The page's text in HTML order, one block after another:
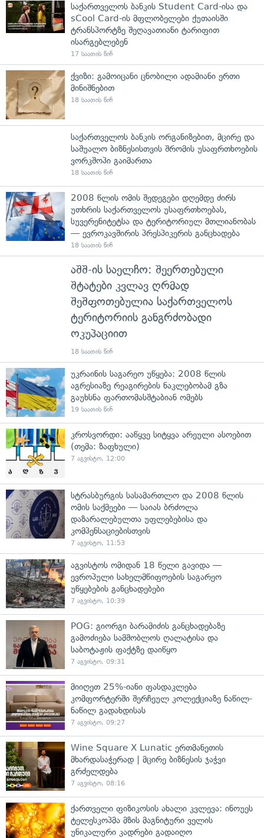
საქართველოს ბანკის Student Card-ისა და
sCool Card-ის მფლობელები ქუთაისში
ტრანსპორტზე შეღავათიანი ტარიფით
ისარგებლებენ
17 საათის წინ
ქვიზი: გამოიცანი ცნობილი ადამიანი ერთი
მინიშნებით
18 საათის წინ
საქართველოს ბანკის ორგანიზებით, მცირე და
საშუალო ბიზნესისთვის შრომის უსაფრთხოების
ვორკშოპი გაიმართა
18 საათის წინ
2008 წლის ომის შედეგები დღემდე ძირს
უთხრის საქართველოს უსაფრთხოებას,
სუვერენიტეტსა და ტერიტორიულ მთლიანობას
— ევროკავშირის პრესპიკერის განცხადება
18 საათის წინ
აშშ-ის საელჩო: შეერთებული
შტატები კვლავ ღრმად
შეშფოთებულია საქართველოს
ტერიტორიის განგრძობადი
ოკუპაციით
18 საათის წინ
უკრაინის საგარეო უწყება: 2008 წლის
აგრესიაზე რეაგირების ნაკლებობამ გზა
გაუხსნა ფართომასშტაბიან ომებს
19 საათის წინ
კროსვორდი: ააწყვე სიტყვა არეული ასოებით
(თემა: ზაფხული)
7 აგვისტო, 12:00
სტრასბურგის სასამართლო და 2008 წლის
ომის საქმეები — საიას ბრძოლა
დაზარალებულთა უფლებებისა და
კომპენსაციებისთვის
7 აგვისტო, 11:53
აგვისტოს ომიდან 18 წელი გავიდა —
ევროპული სახელმწიფოების საგარეო
უწყებების განცხადებები
7 აგვისტო, 10:39
POG: გიორგი ბარამიძის განცხადებაზე
გამოძიება სამშობლოს ღალატისა და
საბოტაჟის ფაქტზე დაიწყო
7 აგვისტო, 09:31
მიიღეთ 25%-იანი ფასდაკლება
კომფორტერში შერჩეულ კოლექციაზე ნაწილ-
ნაწილ გადახდისას
7 აგვისტო, 09:27
Wine Square X Lunatic ერთმანეთის
მხარდასაჭერად | მცირე ბიზნესის ჯაჭვი
გრძელდება
7 აგვისტო, 08:16
ქართველი ფიზიკოსის ახალი კვლევა: ინოუეს
ტელესკოპმა მზის მაგნიტური ველის
უნიკალური კადრები გადაიღო